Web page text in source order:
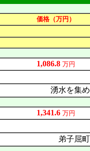
価格（万円）
1,086.8 万円
湧水を集
1,341.6 万円
弟子屈